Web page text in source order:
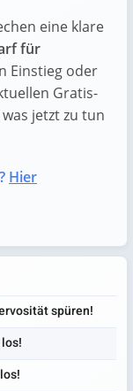
eine klare
für
Einstieg oder
Gratis-
jetzt zu tun
Hier
spüren!